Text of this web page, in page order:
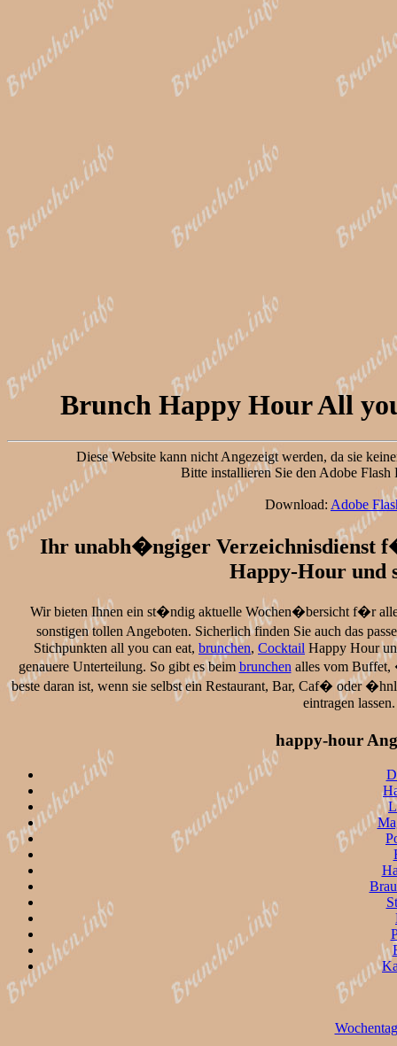
Brunch Happy Hour All
Diese Website kann nicht Angezeigt werden, da sie
Bitte installieren Sie den Adobe
Download: Adobe
Ihr unabh�ngiger Verzeichnisdienst
Happy-Hour und
Wir bieten Ihnen ein st�ndig aktuelle Wochen�bersicht f�r
sonstigen tollen Angeboten. Sicherlich finden Sie auch das
Stichpunkten all you can eat, brunchen, Cocktail Happy Hour
genauere Unterteilung. So gibt es beim brunchen alles vom
beste daran ist, wenn sie selbst ein Restaurant, Bar, Caf� oder
eintragen
happy-hour